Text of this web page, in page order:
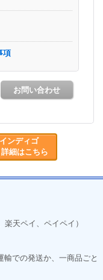
ンディゴ
細はこちら
天ペイ、ペイペイ）
での発送か、一商品ごと